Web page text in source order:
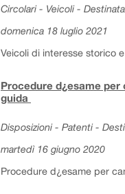
Circolari - Veicoli -
domenica 18 luglio 2021
Veicoli di interesse storico
Procedure d¿esame
guida
Disposizioni - Patenti -
martedì 16 giugno 2020
Procedure d¿esame per